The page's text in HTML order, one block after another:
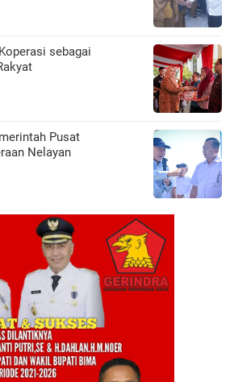
sebagai
Pusat
Nelayan